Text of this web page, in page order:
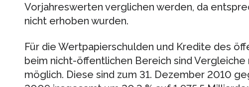
Vorjahreswerten verglichen werden, da
nicht erhoben wurden.
Für die Wertpapierschulden und Kredite des
beim nicht-öffentlichen Bereich sind
möglich. Diese sind zum 31. Dezember 2010